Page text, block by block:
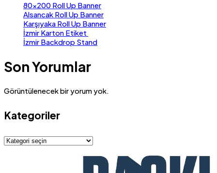
80×200 Roll Up Banner
Alsancak Roll Up Banner
Karşıyaka Roll Up Banner
İzmir Karton Etiket
İzmir Backdrop Stand
Son Yorumlar
Görüntülenecek bir yorum yok.
Kategoriler
Kategoriler